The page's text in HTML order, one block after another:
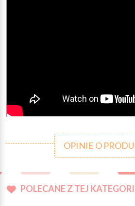
OPINIE O
POLECANE Z TEJ